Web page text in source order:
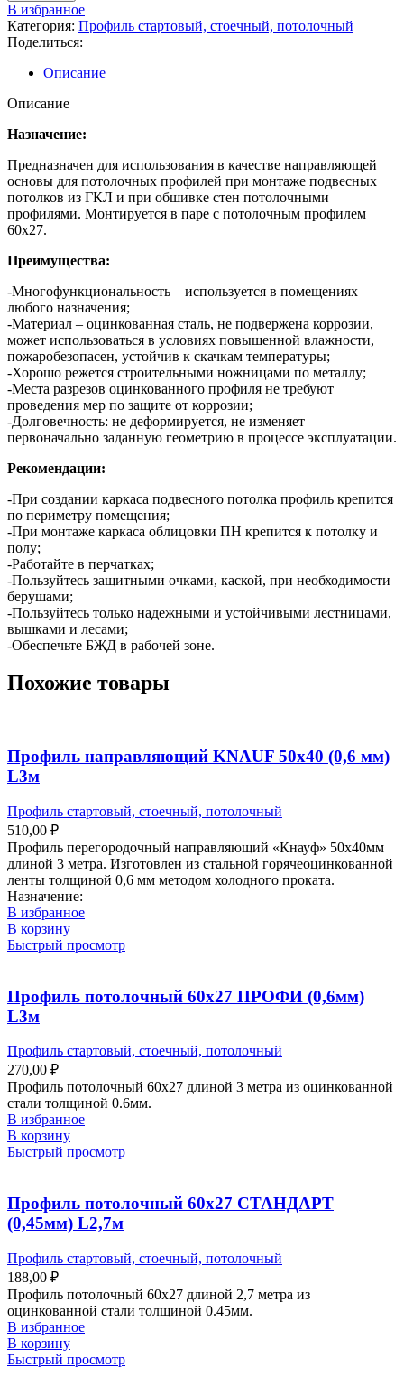
В избранное
Категория: Профиль стартовый, стоечный, потолочный
Поделиться:
Описание
Описание
Назначение:
Предназначен для использования в качестве направляющей
основы для потолочных профилей при монтаже подвесных
потолков из ГКЛ и при обшивке стен потолочными
профилями. Монтируется в паре с потолочным профилем
60х27.
Преимущества:
-Многофункциональность – используется в помещениях
любого назначения;
-Материал – оцинкованная сталь, не подвержена коррозии,
может использоваться в условиях повышенной влажности,
пожаробезопасен, устойчив к скачкам температуры;
-Хорошо режется строительными ножницами по металлу;
-Места разрезов оцинкованного профиля не требуют
проведения мер по защите от коррозии;
-Долговечность: не деформируется, не изменяет
первоначально заданную геометрию в процессе эксплуатации.
Рекомендации:
-При создании каркаса подвесного потолка профиль крепится
по периметру помещения;
-При монтаже каркаса облицовки ПН крепится к потолку и
полу;
-Работайте в перчатках;
-Пользуйтесь защитными очками, каской, при необходимости
берушами;
-Пользуйтесь только надежными и устойчивыми лестницами,
вышками и лесами;
-Обеспечьте БЖД в рабочей зоне.
Похожие товары
Профиль направляющий KNAUF 50х40 (0,6 мм)
L3м
Профиль стартовый, стоечный, потолочный
510,00 ₽
Профиль перегородочный направляющий «Кнауф» 50х40мм
длиной 3 метра. Изготовлен из стальной горячеоцинкованной
ленты толщиной 0,6 мм методом холодного проката.
Назначение:
В избранное
В корзину
Быстрый просмотр
Профиль потолочный 60х27 ПРОФИ (0,6мм)
L3м
Профиль стартовый, стоечный, потолочный
270,00 ₽
Профиль потолочный 60х27 длиной 3 метра из оцинкованной
стали толщиной 0.6мм.
В избранное
В корзину
Быстрый просмотр
Профиль потолочный 60х27 СТАНДАРТ
(0,45мм) L2,7м
Профиль стартовый, стоечный, потолочный
188,00 ₽
Профиль потолочный 60х27 длиной 2,7 метра из
оцинкованной стали толщиной 0.45мм.
В избранное
В корзину
Быстрый просмотр